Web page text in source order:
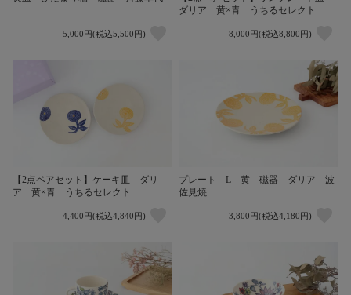
5,000円(税込5,500円)
ダリア 黄×青 うちるセレクト
8,000円(税込8,800円)
【2点ペアセット】ケーキ皿 ダリ
ア 黄×青 うちるセレクト
4,400円(税込4,840円)
プレート L 黄 磁器 ダリア 波
佐見焼
3,800円(税込4,180円)